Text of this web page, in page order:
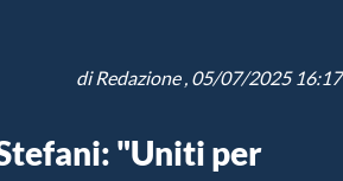
diRedazione, 05/07/2025 16:17
"Uniti per